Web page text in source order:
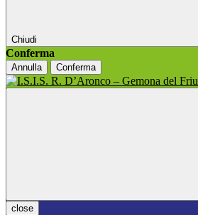
Chiudi
Conferma
Annulla Conferma
close